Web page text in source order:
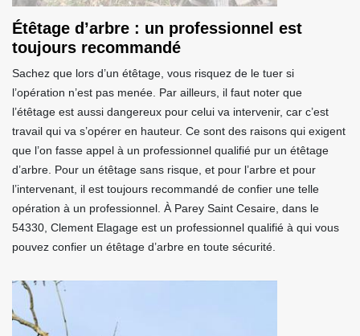
Étêtage d’arbre : un professionnel est
toujours recommandé
Sachez que lors d’un étêtage, vous risquez de le tuer si
l’opération n’est pas menée. Par ailleurs, il faut noter que
l’étêtage est aussi dangereux pour celui va intervenir, car c’est
travail qui va s’opérer en hauteur. Ce sont des raisons qui exigent
que l’on fasse appel à un professionnel qualifié pur un étêtage
d’arbre. Pour un étêtage sans risque, et pour l’arbre et pour
l’intervenant, il est toujours recommandé de confier une telle
opération à un professionnel. À Parey Saint Cesaire, dans le
54330, Clement Elagage est un professionnel qualifié à qui vous
pouvez confier un étêtage d’arbre en toute sécurité.